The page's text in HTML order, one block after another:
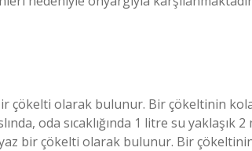
çökelti olarak bulunur. Bir çökeltinin
oda sıcaklığında 1 litre su yaklaşık
bir çökelti olarak bulunur. Bir